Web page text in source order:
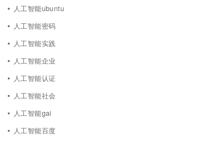
人工智能ubuntu
人工智能密码
人工智能实践
人工智能企业
人工智能认证
人工智能社会
人工智能gai
人工智能百度